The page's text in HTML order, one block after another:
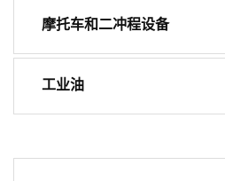
摩托车和二冲程设备
工业油